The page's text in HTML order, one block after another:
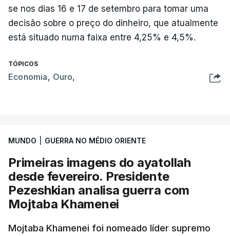
se nos dias 16 e 17 de setembro para tomar uma
decisão sobre o preço do dinheiro, que atualmente
está situado numa faixa entre 4,25% e 4,5%.
TÓPICOS
Economia, Ouro,
MUNDO GUERRA NO MÉDIO ORIENTE
Primeiras imagens do ayatollah
desde fevereiro. Presidente
Pezeshkian analisa guerra com
Mojtaba Khamenei
Mojtaba Khamenei foi nomeado líder supremo